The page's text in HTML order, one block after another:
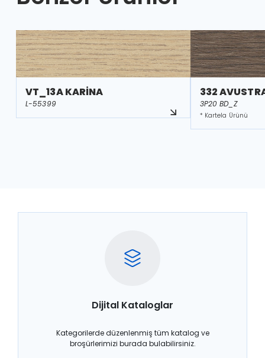
VT_13A KARİNA
L-55399
332
3P20 BD_Z
* Kartela Ürünü
Dijital Kataloglar
Kategorilerde düzenlenmiş tüm katalog ve
broşürlerimizi burada bulabilirsiniz.